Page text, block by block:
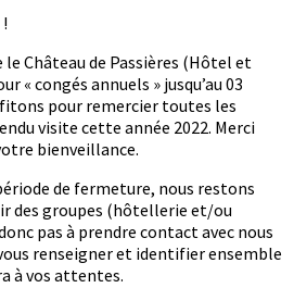
Château de Passières (Hôtel et
« congés annuels » jusqu’au 03
pour remercier toutes les
visite cette année 2022. Merci
bienveillance.
de fermeture, nous restons
des groupes (hôtellerie et/ou
pas à prendre contact avec nous
renseigner et identifier ensemble
à vos attentes.